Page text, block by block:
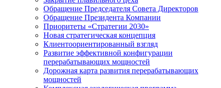
Обращение Председателя Совета Директоров
Обращение Президента Компании
Приоритеты «Стратегии 2030»
Новая стратегическая концепция
Клиентоориентированный взгляд
Развитие эффективной конфигурации
перерабатывающих мощностей
Дорожная карта развития перерабатывающих
мощностей